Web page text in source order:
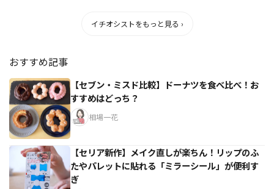
イチオシストをもっと見る ›
おすすめ記事
【セブン・ミスド比較】ドーナツを食べ比べ！お
すすめはどっち？
相場一花
【セリア新作】メイク直しが楽ちん！リップのふ
たやパレットに貼れる「ミラーシール」が便利す
ぎ